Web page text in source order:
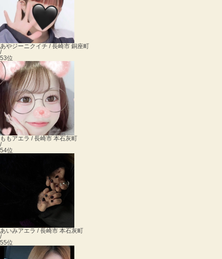
あやジーニクイチ / 長崎市 銅座町
/
53位
もも アエラ / 長崎市 本石灰町
/
54位
あいみアエラ / 長崎市 本石灰町
/
55位